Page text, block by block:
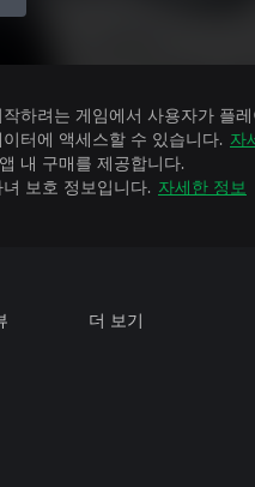
하려는 게임에서 사용자가 플
터에 액세스할 수 있습니다. 자
내 구매를 제공합니다.
녀 보호 정보입니다. 자세한 정보
더 보기